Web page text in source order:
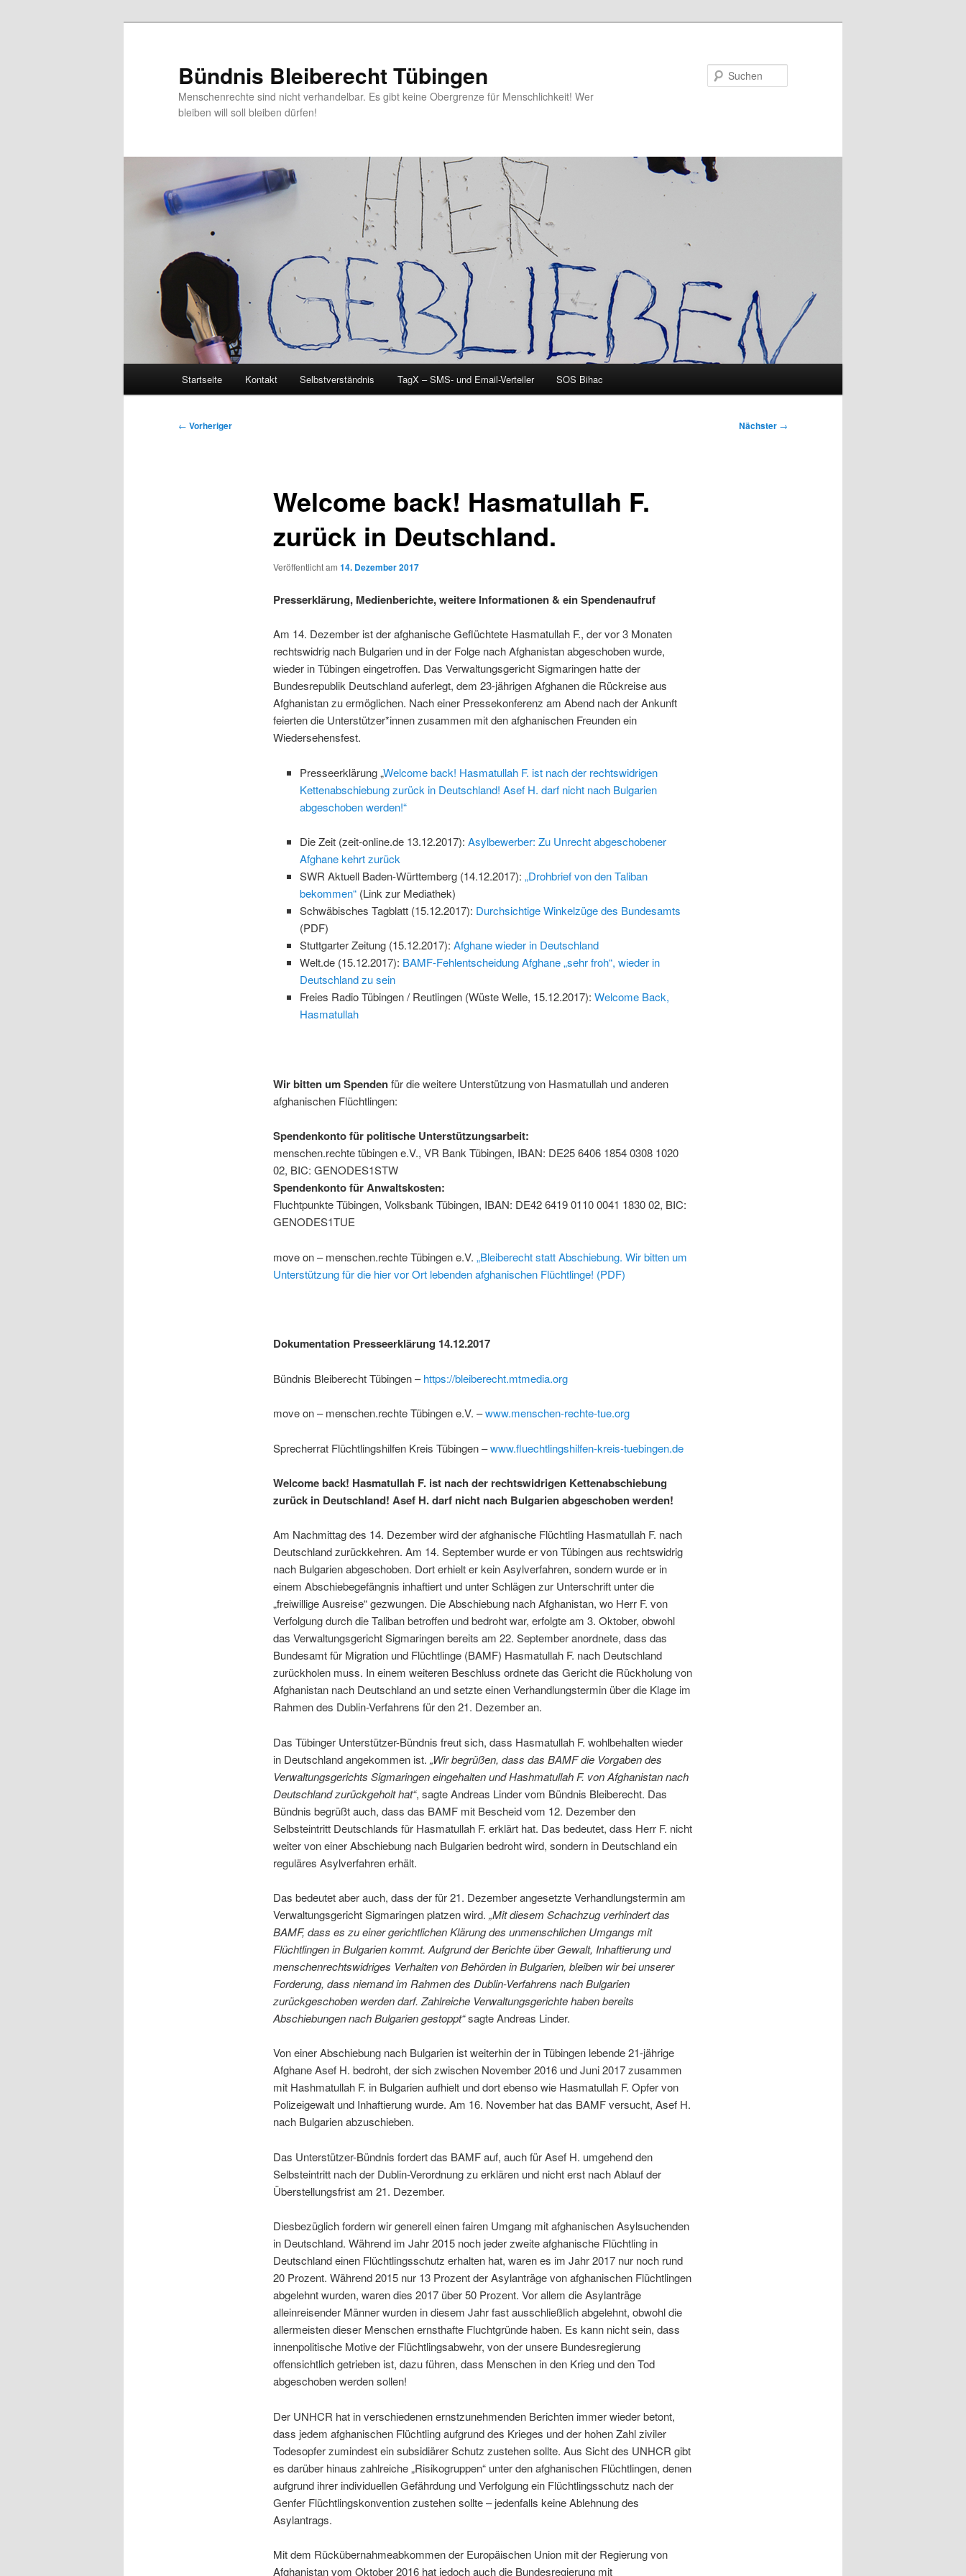
Bündnis Bleiberecht Tübingen
Menschenrechte sind nicht verhandelbar. Es gibt keine Obergrenze für Menschlichkeit! Wer
bleiben will soll bleiben dürfen!
Startseite Kontakt Selbstverständnis TagX – SMS- und Email-Verteiler SOS Bihac
Beitragsnavigation
← Vorheriger Nächster →
Welcome back! Hasmatullah F.
zurück in Deutschland.
Veröffentlicht am 14. Dezember 2017
Presserklärung, Medienberichte, weitere Informationen & ein Spendenaufruf
Am 14. Dezember ist der afghanische Geflüchtete Hasmatullah F., der vor 3 Monaten
rechtswidrig nach Bulgarien und in der Folge nach Afghanistan abgeschoben wurde,
wieder in Tübingen eingetroffen. Das Verwaltungsgericht Sigmaringen hatte der
Bundesrepublik Deutschland auferlegt, dem 23-jährigen Afghanen die Rückreise aus
Afghanistan zu ermöglichen. Nach einer Pressekonferenz am Abend nach der Ankunft
feierten die Unterstützer*innen zusammen mit den afghanischen Freunden ein
Wiedersehensfest.
Presseerklärung „Welcome back! Hasmatullah F. ist nach der rechtswidrigen
Kettenabschiebung zurück in Deutschland! Asef H. darf nicht nach Bulgarien
abgeschoben werden!“
Die Zeit (zeit-online.de 13.12.2017):Asylbewerber: Zu Unrecht abgeschobener
Afghane kehrt zurück
SWR Aktuell Baden-Württemberg (14.12.2017): „Drohbrief von den Taliban
bekommen“ (Link zur Mediathek)
Schwäbisches Tagblatt (15.12.2017): Durchsichtige Winkelzüge des Bundesamts
(PDF)
Stuttgarter Zeitung (15.12.2017):Afghane wieder in Deutschland
Welt.de (15.12.2017): BAMF-Fehlentscheidung Afghane „sehr froh“, wieder in
Deutschland zu sein
Freies Radio Tübingen / Reutlingen (Wüste Welle, 15.12.2017):Welcome Back,
Hasmatullah
Wir bitten um Spendenfür die weitere Unterstützung von Hasmatullah und anderen
afghanischen Flüchtlingen:
Spendenkonto für politische Unterstützungsarbeit:
menschen.rechte tübingen e.V., VR Bank Tübingen, IBAN: DE25 6406 1854 0308 1020
02, BIC: GENODES1STW
Spendenkonto für Anwaltskosten:
Fluchtpunkte Tübingen, Volksbank Tübingen, IBAN: DE42 6419 0110 0041 1830 02, BIC:
GENODES1TUE
move on – menschen.rechte Tübingen e.V. „Bleiberecht statt Abschiebung. Wir bitten um
Unterstützung für die hier vor Ort lebenden afghanischen Flüchtlinge! (PDF)
Dokumentation Presseerklärung 14.12.2017
Bündnis Bleiberecht Tübingen –https://bleiberecht.mtmedia.org
move on – menschen.rechte Tübingen e.V. –www.menschen-rechte-tue.org
Sprecherrat Flüchtlingshilfen Kreis Tübingen –www.fluechtlingshilfen-kreis-tuebingen.de
Welcome back! Hasmatullah F. ist nach der rechtswidrigen Kettenabschiebung
zurück in Deutschland! Asef H. darf nicht nach Bulgarien abgeschoben werden!
Am Nachmittag des 14. Dezember wird der afghanische Flüchtling Hasmatullah F. nach
Deutschland zurückkehren. Am 14. September wurde er von Tübingen aus rechtswidrig
nach Bulgarien abgeschoben. Dort erhielt er kein Asylverfahren, sondern wurde er in
einem Abschiebegefängnis inhaftiert und unter Schlägen zur Unterschrift unter die
„freiwillige Ausreise“ gezwungen. Die Abschiebung nach Afghanistan, wo Herr F. von
Verfolgung durch die Taliban betroffen und bedroht war, erfolgte am 3. Oktober, obwohl
das Verwaltungsgericht Sigmaringen bereits am 22. September anordnete, dass das
Bundesamt für Migration und Flüchtlinge (BAMF) Hasmatullah F. nach Deutschland
zurückholen muss. In einem weiteren Beschluss ordnete das Gericht die Rückholung von
Afghanistan nach Deutschland an und setzte einen Verhandlungstermin über die Klage im
Rahmen des Dublin-Verfahrens für den 21. Dezember an.
Das Tübinger Unterstützer-Bündnis freut sich, dass Hasmatullah F. wohlbehalten wieder
in Deutschland angekommen ist. „Wir begrüßen, dass das BAMF die Vorgaben des
Verwaltungsgerichts Sigmaringen eingehalten und Hashmatullah F. von Afghanistan nach
Deutschland zurückgeholt hat“, sagte Andreas Linder vom Bündnis Bleiberecht. Das
Bündnis begrüßt auch, dass das BAMF mit Bescheid vom 12. Dezember den
Selbsteintritt Deutschlands für Hasmatullah F. erklärt hat. Das bedeutet, dass Herr F. nicht
weiter von einer Abschiebung nach Bulgarien bedroht wird, sondern in Deutschland ein
reguläres Asylverfahren erhält.
Das bedeutet aber auch, dass der für 21. Dezember angesetzte Verhandlungstermin am
Verwaltungsgericht Sigmaringen platzen wird. „Mit diesem Schachzug verhindert das
BAMF, dass es zu einer gerichtlichen Klärung des unmenschlichen Umgangs mit
Flüchtlingen in Bulgarien kommt. Aufgrund der Berichte über Gewalt, Inhaftierung und
menschenrechtswidriges Verhalten von Behörden in Bulgarien, bleiben wir bei unserer
Forderung, dass niemand im Rahmen des Dublin-Verfahrens nach Bulgarien
zurückgeschoben werden darf. Zahlreiche Verwaltungsgerichte haben bereits
Abschiebungen nach Bulgarien gestoppt“sagte Andreas Linder.
Von einer Abschiebung nach Bulgarien ist weiterhin der in Tübingen lebende 21-jährige
Afghane Asef H. bedroht, der sich zwischen November 2016 und Juni 2017 zusammen
mit Hashmatullah F. in Bulgarien aufhielt und dort ebenso wie Hasmatullah F. Opfer von
Polizeigewalt und Inhaftierung wurde. Am 16. November hat das BAMF versucht, Asef H.
nach Bulgarien abzuschieben.
Das Unterstützer-Bündnis fordert das BAMF auf, auch für Asef H. umgehend den
Selbsteintritt nach der Dublin-Verordnung zu erklären und nicht erst nach Ablauf der
Überstellungsfrist am 21. Dezember.
Diesbezüglich fordern wir generell einen fairen Umgang mit afghanischen Asylsuchenden
in Deutschland. Während im Jahr 2015 noch jeder zweite afghanische Flüchtling in
Deutschland einen Flüchtlingsschutz erhalten hat, waren es im Jahr 2017 nur noch rund
20 Prozent. Während 2015 nur 13 Prozent der Asylanträge von afghanischen Flüchtlingen
abgelehnt wurden, waren dies 2017 über 50 Prozent. Vor allem die Asylanträge
alleinreisender Männer wurden in diesem Jahr fast ausschließlich abgelehnt, obwohl die
allermeisten dieser Menschen ernsthafte Fluchtgründe haben. Es kann nicht sein, dass
innenpolitische Motive der Flüchtlingsabwehr, von der unsere Bundesregierung
offensichtlich getrieben ist, dazu führen, dass Menschen in den Krieg und den Tod
abgeschoben werden sollen!
Der UNHCR hat in verschiedenen ernstzunehmenden Berichten immer wieder betont,
dass jedem afghanischen Flüchtling aufgrund des Krieges und der hohen Zahl ziviler
Todesopfer zumindest ein subsidiärer Schutz zustehen sollte. Aus Sicht des UNHCR gibt
es darüber hinaus zahlreiche „Risikogruppen“ unter den afghanischen Flüchtlingen, denen
aufgrund ihrer individuellen Gefährdung und Verfolgung ein Flüchtlingsschutz nach der
Genfer Flüchtlingskonvention zustehen sollte – jedenfalls keine Ablehnung des
Asylantrags.
Mit dem Rückübernahmeabkommen der Europäischen Union mit der Regierung von
Afghanistan vom Oktober 2016 hat jedoch auch die Bundesregierung mit